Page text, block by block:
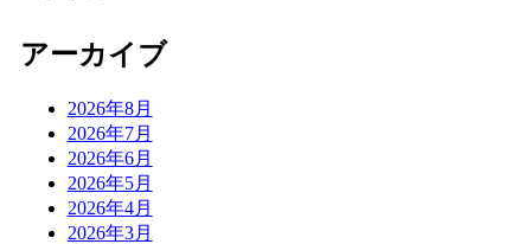
アーカイブ
2026年8月
2026年7月
2026年6月
2026年5月
2026年4月
2026年3月